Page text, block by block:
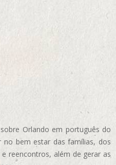
Orlando em português do
bem estar das famílias, dos
reencontros, além de gerar as